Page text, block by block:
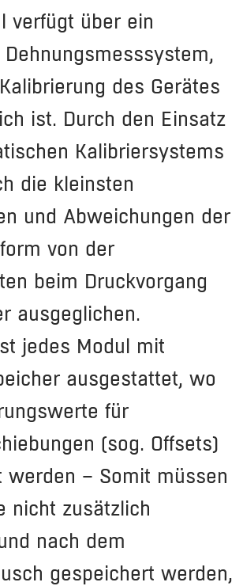
verfügt über ein
des Gerätes
ist. Durch den Einsatz
Kalibriersystems
die kleinsten
und Abweichungen der
von der
beim Druckvorgang
ausgeglichen.
jedes Modul mit
ausgestattet, wo
für
(sog. Offsets)
werden – Somit müssen
nicht zusätzlich
nach dem
gespeichert werden,